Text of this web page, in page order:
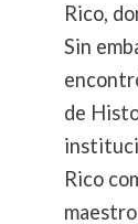
Rico,
Sin
de
Rico